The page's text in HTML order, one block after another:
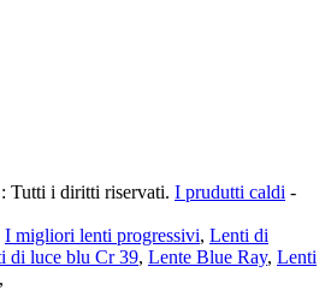
Tutti i diritti riservati. I prudutti caldi -
I migliori lenti progressivi, Lenti di
di luce blu Cr 39, Lente Blue Ray, Lenti
,